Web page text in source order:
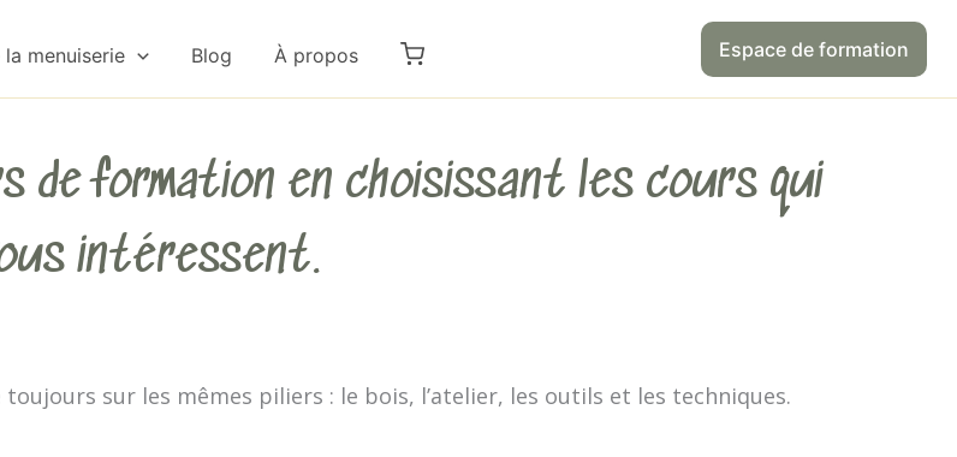
menuiserie Blog À propos Espace de formation
de formation en choisissant les cours qui
intéressent.
toujours sur les mêmes piliers : le bois, l’atelier, les outils et les techniques.